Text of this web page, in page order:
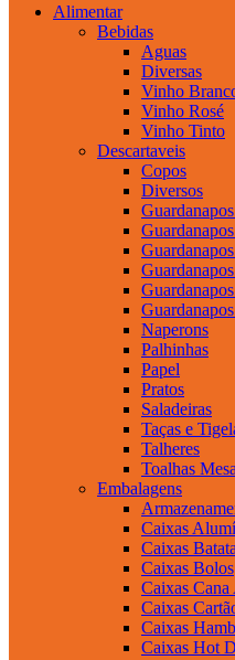
Alimentar
Bebidas
Aguas
Diversas
Vinho
Vinho Rosé
Vinho Tinto
Descartaveis
Copos
Diversos
Naperons
Palhinhas
Papel
Pratos
Saladeiras
Taças e
Talheres
Toalhas Mesa
Embalagens
Caixas
Caixas
Caixas Bolos
Caixas Cana
Caixas
Caixas
Caixas Hot